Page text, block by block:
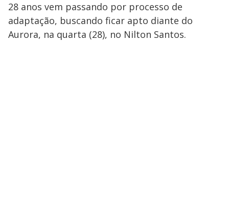
28 anos vem passando por processo de
adaptação, buscando ficar apto diante do
Aurora, na quarta (28), no Nilton Santos.